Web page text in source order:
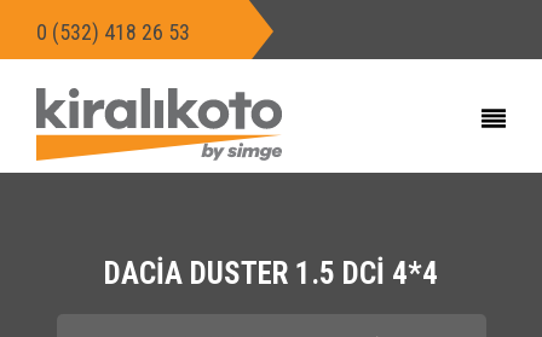
0 (532) 418 26 53
DACİA DUSTER 1.5 DCİ 4*4